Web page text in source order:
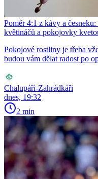
Poměr 4:1 z kávy a
květináčů a pokojovky
Pokojové rostliny je třeba
budou vám dělat radost po
Chalupáři-Zahrádkáři
dnes, 19:32
2 min